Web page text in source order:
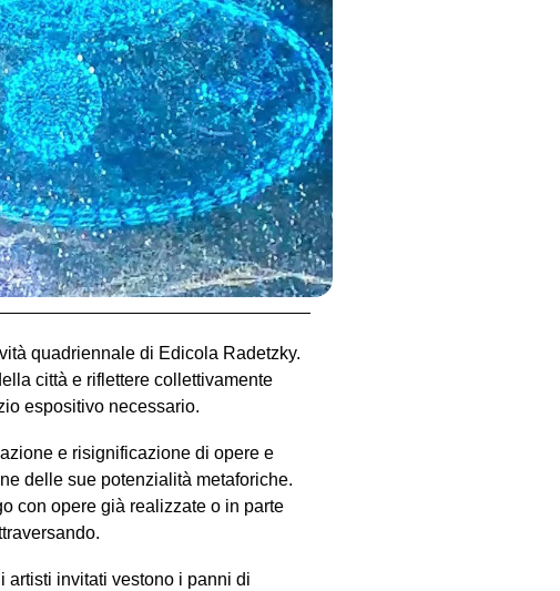
Masclans, Niccolò Moronato, Nabuurs
Mattia Sugamiele, Alberto Venturini,
Sammlung, Fiorella Fontana,
Marzorati, Nicolò Masiero
Hans Richter, Natalia Trejbalova
Italiano) display design
la sostenibilità
quadriennale di Edicola Radetzky.
città e riflettere collettivamente
espositivo necessario.
e risignificazione di opere e
delle sue potenzialità metaforiche.
con opere già realizzate o in parte
artisti invitati vestono i panni di